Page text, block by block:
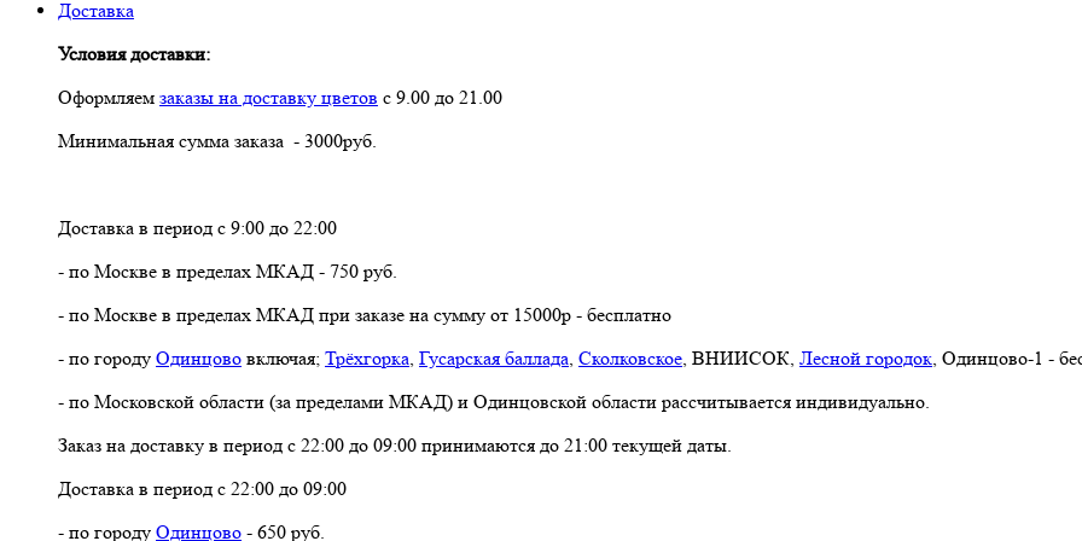
Доставка
Условия доставки:
Оформляем заказы на доставку цветов с 9.00 до 21.00
Минимальная сумма заказа - 3000руб.
Доставка в период с 9:00 до 22:00
- по Москве в пределах МКАД - 750 руб.
- по Москве в пределах МКАД при заказе на сумму от 15000р - бесплатно
- по городу Одинцово включая; Трёхгорка, Гусарская баллада, Сколковское, ВНИИСОК, Лесной городок, Одинцово-1 -
- по Московской области (за пределами МКАД) и Одинцовской области рассчитывается индивидуально.
Заказ на доставку в период с 22:00 до 09:00 принимаются до 21:00 текущей даты.
Доставка в период с 22:00 до 09:00
- по городу Одинцово - 650 руб.